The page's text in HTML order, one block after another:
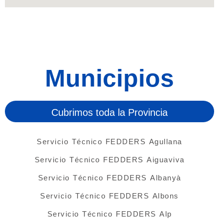
Municipios
Cubrimos toda la Provincia
Servicio Técnico FEDDERS Agullana
Servicio Técnico FEDDERS Aiguaviva
Servicio Técnico FEDDERS Albanyà
Servicio Técnico FEDDERS Albons
Servicio Técnico FEDDERS Alp